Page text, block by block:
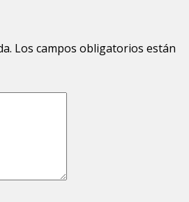
Los campos obligatorios están